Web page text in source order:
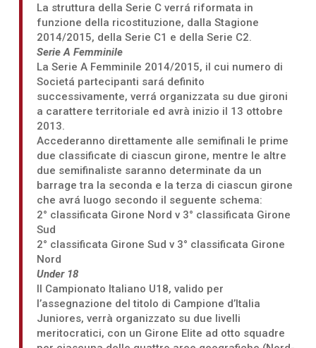
La struttura della Serie C verrá riformata in
funzione della ricostituzione, dalla Stagione
2014/2015, della Serie C1 e della Serie C2.
Serie A Femminile
La Serie A Femminile 2014/2015, il cui numero di
Societá partecipanti sará definito
successivamente, verrá organizzata su due gironi
a carattere territoriale ed avrà inizio il 13 ottobre
2013.
Accederanno direttamente alle semifinali le prime
due classificate di ciascun girone, mentre le altre
due semifinaliste saranno determinate da un
barrage tra la seconda e la terza di ciascun girone
che avrá luogo secondo il seguente schema:
2° classificata Girone Nord v 3° classificata Girone
Sud
2° classificata Girone Sud v 3° classificata Girone
Nord
Under 18
Il Campionato Italiano U18, valido per
l’assegnazione del titolo di Campione d’Italia
Juniores, verrà organizzato su due livelli
meritocratici, con un Girone Elite ad otto squadre